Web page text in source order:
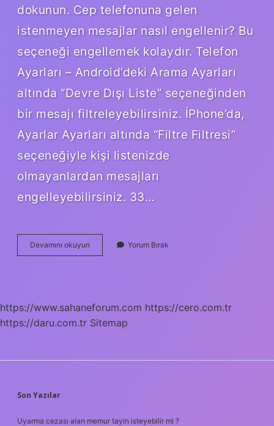
dokunun. Cep telefonuna gelen
istenmeyen mesajlar nasıl engellenir? Bu
seçeneği engellemek kolaydır. Telefon
Ayarları – Android’deki Arama Ayarları
altında “Devre Dışı Liste” seçeneğinden
bir mesajı filtreleyebilirsiniz. İPhone’da,
Ayarlar Ayarları altında “Filtre Filtresi”
seçeneğiyle kişi listenizde
olmayanlardan mesajları
engelleyebilirsiniz. 33…
Devamını okuyun
0000
Yorum Bırak
https://www.sahaneforum.com https://cero.com.tr
https://daru.com.tr Sitemap
SIDEBAR
Son Yazılar
Uyarma cezası alan memur tayin isteyebilir mi ?